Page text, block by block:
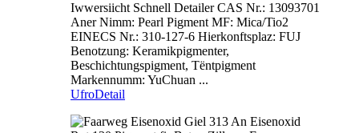
Iwwersiicht Schnell Detailer CAS Nr.: 13093701
Aner Nimm: Pearl Pigment MF: Mica/Tio2
EINECS Nr.: 310-127-6 Hierkonftsplaz: FUJ
Benotzung: Keramikpigmenter,
Beschichtungspigment, Tëntpigment
Markennumm: YuChuan ...
UfroDetail